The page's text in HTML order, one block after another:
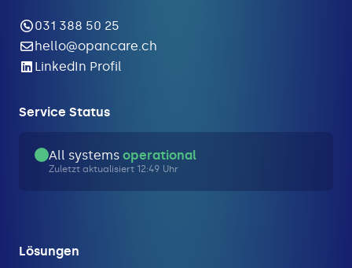
031 388 50 25
hello@opancare.ch
LinkedIn Profil
Service Status
All systems operational
Zuletzt aktualisiert 12:49 Uhr
Lösungen